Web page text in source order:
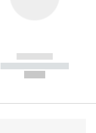
------------
----------- -----------